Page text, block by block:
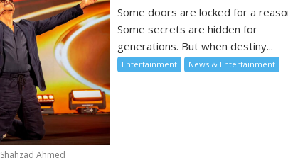
Shahzad Ahmed
Some doors are locked for a
Some secrets are hidden for
generations. But when destiny...
Entertainment News & Entertainment